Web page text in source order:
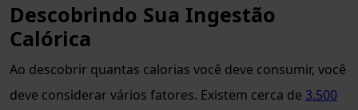
Descobrindo Sua Ingestão
Calórica
Ao descobrir quantas calorias você deve consumir, você
deve considerar vários fatores. Existem cerca de 3.500